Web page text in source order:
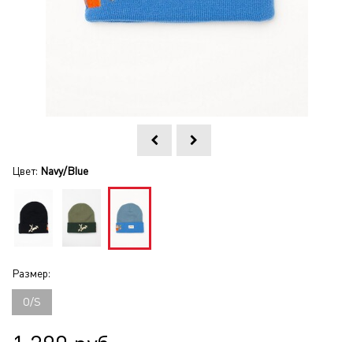
Цвет: Navy/Blue
Размер:
O/S